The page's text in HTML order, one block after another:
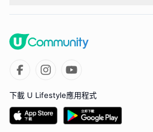
下載 U Lifestyle應用程式